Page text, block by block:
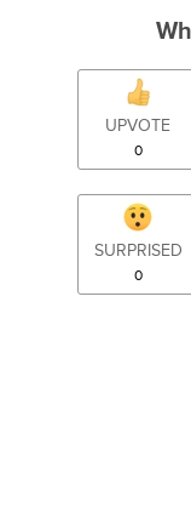
UPVOTE
0
SURPRISED
0